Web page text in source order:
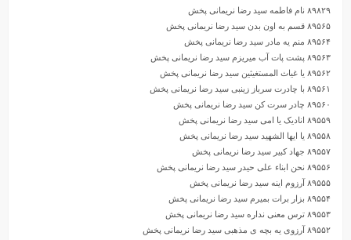
۸۹۸۲۹ نام فاطمه سید رضا نریمانی پخش
۸۹۵۶۵ قسم به اون بدن سید رضا نریمانی پخش
۸۹۵۶۴ منم یه مادر سید رضا نریمانی پخش
۸۹۵۶۳ پشت پات آب میریزم سید رضا نریمانی پخش
۸۹۵۶۲ یا غیاث المستغیثین سید رضا نریمانی پخش
۸۹۵۶۱ با چادرت سرباز زینبی سید رضا نریمانی پخش
۸۹۵۶۰ چادر سرت کن سید رضا نریمانی پخش
۸۹۵۵۹ انادیک یا امی سید رضا نریمانی پخش
۸۹۵۵۸ یا ایها الشهید سید رضا نریمانی پخش
۸۹۵۵۷ جهاد کبیر سید رضا نریمانی پخش
۸۹۵۵۶ نحن ابناء علی حیدر سید رضا نریمانی پخش
۸۹۵۵۵ آرزوم اینه سید رضا نریمانی پخش
۸۹۵۵۴ بزار برات بمیرم سید رضا نریمانی پخش
۸۹۵۵۳ ترس معنی نداره سید رضا نریمانی پخش
۸۹۵۵۲ آرزوی یه بچه ی مذهبی سید رضا نریمانی پخش